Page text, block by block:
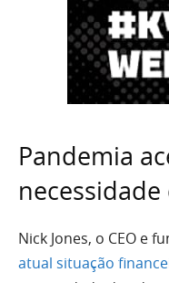
Pandemia
Nick Jones, o CEO e
atual situação